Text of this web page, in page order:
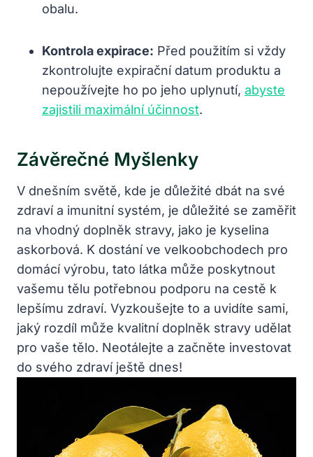
obalu.
Kontrola expirace: Před použitím si vždy
zkontrolujte expirační datum produktu a
nepoužívejte ho po jeho uplynutí, abyste
zajistili maximální účinnost.
Závěrečné Myšlenky
V dnešním světě, kde je důležité dbát na své
zdraví a imunitní systém, je důležité se zaměřit
na vhodný doplněk stravy, jako je kyselina
askorbová. K dostání ve velkoobchodech pro
domácí výrobu, tato látka může poskytnout
vašemu tělu potřebnou podporu na cestě k
lepšímu zdraví. Vyzkoušejte to a uvidíte sami,
jaký rozdíl může kvalitní doplněk stravy udělat
pro vaše tělo. Neotálejte a začněte investovat
do svého zdraví ještě dnes!